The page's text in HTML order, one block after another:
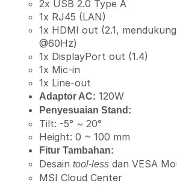
2x USB 2.0 Type A
1x RJ45 (LAN)
1x HDMI out (2.1,
@60Hz)
1x DisplayPort out (1.4)
1x Mic-in
1x Line-out
Adaptor AC: 120W
Penyesuaian Stand:
Tilt: -5° ~ 20°
Height: 0 ~ 100 mm
Fitur Tambahan:
Desain tool-less dan VESA
MSI Cloud Center